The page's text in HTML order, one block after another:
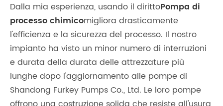
Dalla mia esperienza, usando il dirittoPompa di
processo chimicomigliora drasticamente
l'efficienza e la sicurezza del processo. Il nostro
impianto ha visto un minor numero di interruzioni
e durata della durata delle attrezzature più
lunghe dopo l'aggiornamento alle pompe di
Shandong Furkey Pumps Co., Ltd. Le loro pompe